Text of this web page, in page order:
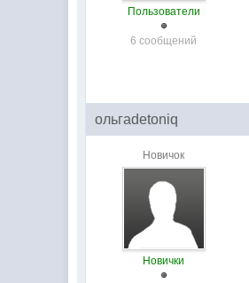
Пользователи
6 сообщений
ольгаdetoniq
Новичок
Новички